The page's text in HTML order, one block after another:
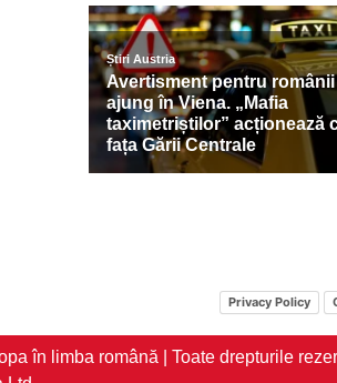
Privacy Policy
în limba română | Toate drepturile